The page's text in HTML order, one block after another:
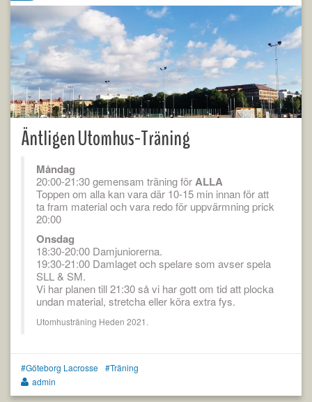
Äntligen Utomhus-Träning
Måndag
20:00-21:30 gemensam träning förALLA
Toppen om alla kan vara där 10-15 min innan för att
ta fram material och vara redo för uppvärmning prick
20:00
Onsdag
18:30-20:00 Damjuniorerna.
19:30-21:00 Damlaget och spelare som avser spela
SLL & SM.
Vi har planen till 21:30 så vi har gott om tid att plocka
undan material, stretcha eller köra extra fys.
Utomhusträning Heden 2021.
Göteborg Lacrosse
Träning
admin